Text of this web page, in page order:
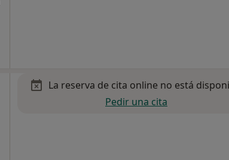
La reserva de cita online no está
Pedir una cita